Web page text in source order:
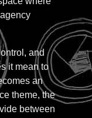
and
it mean to
an
theme, the
between